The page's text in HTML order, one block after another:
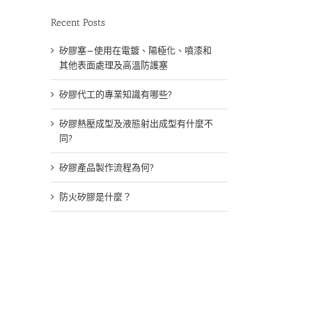
Recent Posts
矽膠塞—使用在電鍍、陽極化、噴漆和
其他表面處理及高溫防護塞
矽膠代工的專業知識有哪些?
矽膠熱壓成型及液態射出成型有什麼不
同?
矽膠產品製作流程為何?
防火矽膠是什麼？